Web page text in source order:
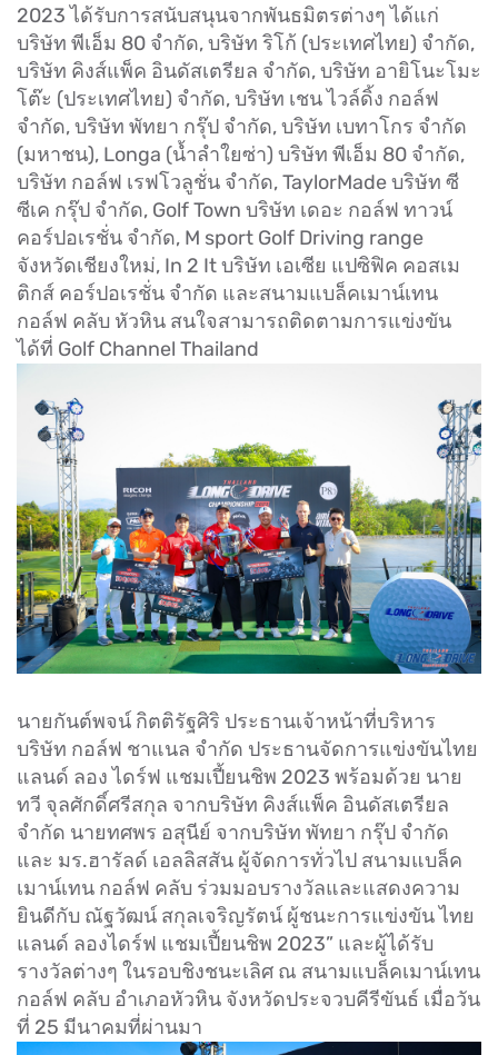
2023 ได้รับการสนับสนุนจากพันธมิตรต่างๆ ได้แก่
บริษัท พีเอ็ม 80 จำกัด, บริษัท ริโก้ (ประเทศไทย) จำกัด,
บริษัท คิงส์แพ็ค อินดัสเตรียล จำกัด, บริษัท อายิโนะโมะ
โต๊ะ (ประเทศไทย) จำกัด, บริษัท เชน ไวล์ดิ้ง กอล์ฟ
จำกัด, บริษัท พัทยา กรุ๊ป จำกัด, บริษัท เบทาโกร จำกัด
(มหาชน), Longa (น้ำลำใยซ่า) บริษัท พีเอ็ม 80 จำกัด,
บริษัท กอล์ฟ เรฟโวลูชั่น จำกัด, TaylorMade บริษัท ซี
ซีเค กรุ๊ป จำกัด, Golf Town บริษัท เดอะ กอล์ฟ ทาวน์
คอร์ปอเรชั่น จำกัด, M sport Golf Driving range
จังหวัดเชียงใหม่, In 2 It บริษัท เอเซีย แปซิฟิค คอสเม
ติกส์ คอร์ปอเรชั่น จำกัด และสนามแบล็คเมาน์เทน
กอล์ฟ คลับ หัวหิน สนใจสามารถติดตามการแข่งขัน
ได้ที่ Golf Channel Thailand
นายกันต์พจน์ กิตติรัฐศิริ ประธานเจ้าหน้าที่บริหาร
บริษัท กอล์ฟ ชาแนล จำกัด ประธานจัดการแข่งขันไทย
แลนด์ ลอง ไดร์ฟ แชมเปี้ยนชิพ 2023 พร้อมด้วย นาย
ทวี จุลศักดิ์ศรีสกุล จากบริษัท คิงส์แพ็ค อินดัสเตรียล
จำกัด นายทศพร อสุนีย์ จากบริษัท พัทยา กรุ๊ป จำกัด
และ มร.ฮารัลด์ เอลลิสสัน ผู้จัดการทั่วไป สนามแบล็ค
เมาน์เทน กอล์ฟ คลับ ร่วมมอบรางวัลและแสดงความ
ยินดีกับ ณัฐวัฒน์ สกุลเจริญรัตน์ ผู้ชนะการแข่งขัน ไทย
แลนด์ ลองไดร์ฟ แชมเปี้ยนชิพ 2023” และผู้ได้รับ
รางวัลต่างๆ ในรอบชิงชนะเลิศ ณ สนามแบล็คเมาน์เทน
กอล์ฟ คลับ อำเภอหัวหิน จังหวัดประจวบคีรีขันธ์ เมื่อวัน
ที่ 25 มีนาคมที่ผ่านมา